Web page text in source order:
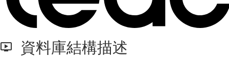
資料庫結構描述